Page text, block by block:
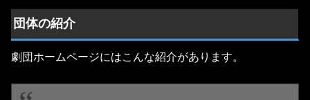
団体の紹介
劇団ホームページにはこんな紹介があります。